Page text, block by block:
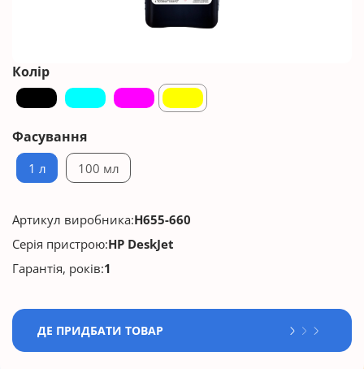
Колір
Фасування
1 л 100 мл
Артикул виробника:H655-660
Серія пристрою:HP DeskJet
Гарантія, років:1
ДЕ ПРИДБАТИ ТОВАР